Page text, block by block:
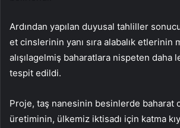
Ardından yapılan duyusal tahliller
et cinslerinin yanı sıra alabalık etlerinin
alışılagelmiş baharatlara nispeten daha
tespit edildi.
Proje, taş nanesinin besinlerde baharat
üretiminin, ülkemiz iktisadı için katma